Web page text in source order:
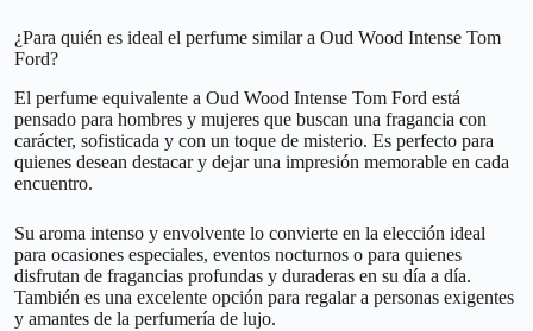
¿Para quién es ideal el perfume similar a Oud Wood Intense Tom
Ford?
El perfume equivalente a Oud Wood Intense Tom Ford está
pensado para hombres y mujeres que buscan una fragancia con
carácter, sofisticada y con un toque de misterio. Es perfecto para
quienes desean destacar y dejar una impresión memorable en cada
encuentro.
Su aroma intenso y envolvente lo convierte en la elección ideal
para ocasiones especiales, eventos nocturnos o para quienes
disfrutan de fragancias profundas y duraderas en su día a día.
También es una excelente opción para regalar a personas exigentes
y amantes de la perfumería de lujo.